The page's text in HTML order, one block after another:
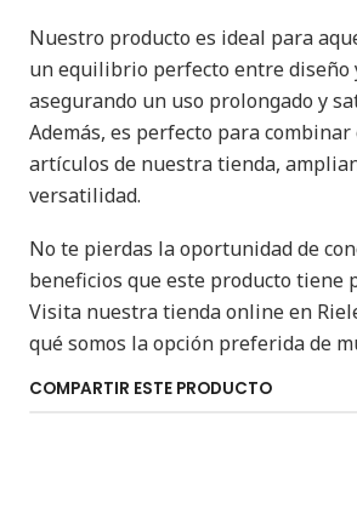
Nuestro producto es ideal para
un equilibrio perfecto entre diseño
asegurando un uso prolongado y
Además, es perfecto para combinar
artículos de nuestra tienda,
versatilidad.
No te pierdas la oportunidad de
beneficios que este producto tiene
Visita nuestra tienda online en
qué somos la opción preferida de
COMPARTIR ESTE PRODUCTO